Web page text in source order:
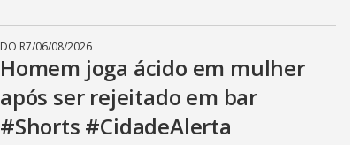
DO R7/06/08/2026
Homem joga ácido em mulher
após ser rejeitado em bar
#Shorts #CidadeAlerta